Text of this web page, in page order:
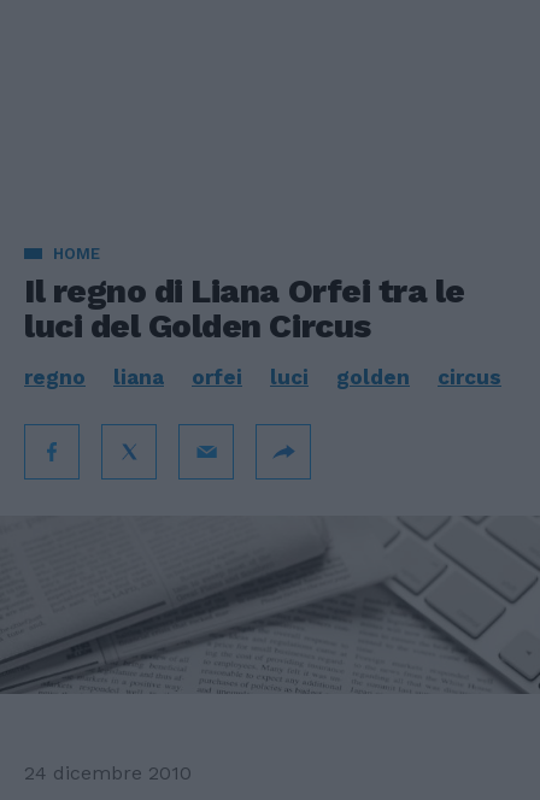
HOME
Il regno di Liana Orfei tra le
luci del Golden Circus
regno liana orfei luci golden circus
24 dicembre 2010